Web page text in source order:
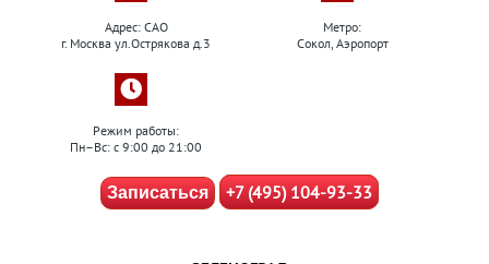
Адрес: САО
г. Москва ул.Острякова д.3
Метро:
Сокол, Аэропорт
Режим работы:
Пн–Вс: с 9:00 до 21:00
Записаться +7 (495) 104-93-33